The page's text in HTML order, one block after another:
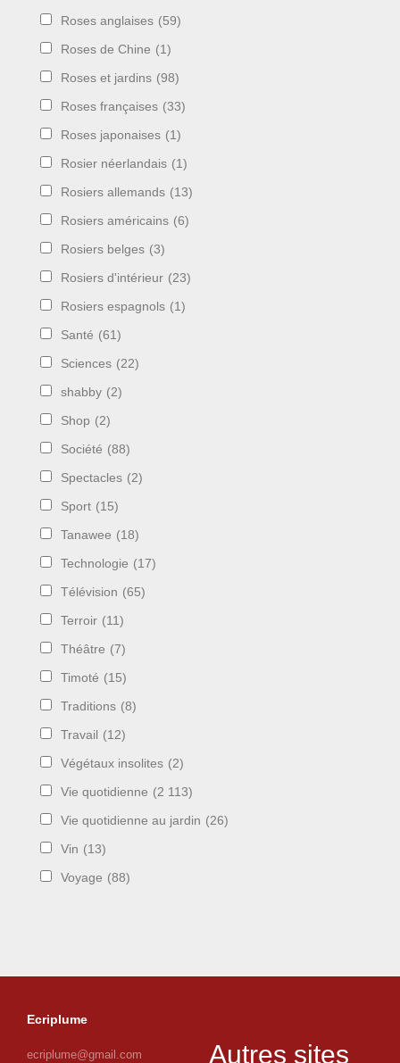
Roses anglaises (59)
Roses de Chine (1)
Roses et jardins (98)
Roses françaises (33)
Roses japonaises (1)
Rosier néerlandais (1)
Rosiers allemands (13)
Rosiers américains (6)
Rosiers belges (3)
Rosiers d'intérieur (23)
Rosiers espagnols (1)
Santé (61)
Sciences (22)
shabby (2)
Shop (2)
Société (88)
Spectacles (2)
Sport (15)
Tanawee (18)
Technologie (17)
Télévision (65)
Terroir (11)
Théâtre (7)
Timoté (15)
Traditions (8)
Travail (12)
Végétaux insolites (2)
Vie quotidienne (2 113)
Vie quotidienne au jardin (26)
Vin (13)
Voyage (88)
Ecriplume
ecriplume@gmail.com Autres sites